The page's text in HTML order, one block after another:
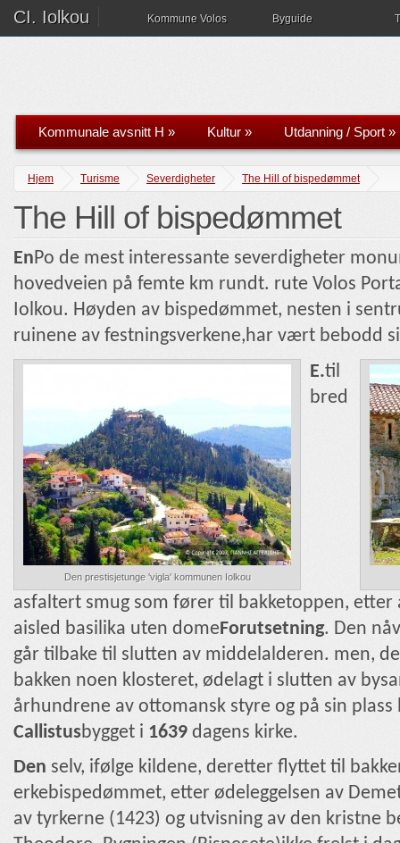
CI. Iolkou Kommune Volos Byguide
Kommunale avsnitt H » Kultur » Utdanning / Sport »
Hjem Turisme Severdigheter The Hill of bispedømmet
The Hill of bispedømmet
EnPo de mest interessante severdigheter
hovedveien på femte km rundt. rute Volos
Iolkou. Høyden av bispedømmet, nesten i
ruinene av festningsverkene,har vært bebodd
Den prestisjetunge 'vigla' kommunen Iolkou
E.til
bred
asfaltert smug som fører til bakketoppen, etter
aisled basilika uten dome Forutsetning. Den
går tilbake til slutten av middelalderen. men,
bakken noen klosteret, ødelagt i slutten av
århundrene av ottomansk styre og på sin
Callistusbygget i 1639 dagens kirke.
Den selv, ifølge kildene, deretter flyttet til
erkebispedømmet, etter ødeleggelsen av
av tyrkerne (1423) og utvisning av den kristne